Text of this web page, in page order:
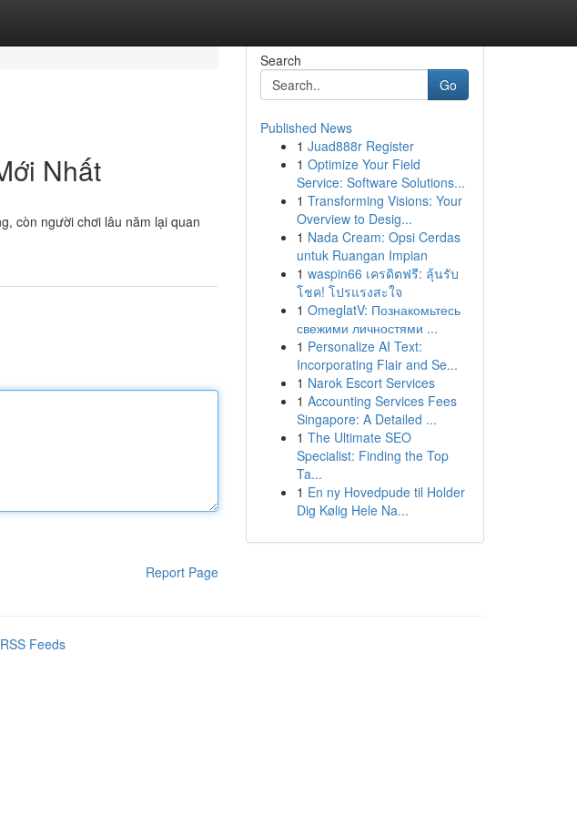
Nhất
còn người chơi lâu năm lại quan
Report Page
Search
Go
Published News
1 Juad888r Register
1 Optimize Your Field
Service: Software Solutions...
1 Transforming Visions: Your
Overview to Desig...
1 Nada Cream: Opsi Cerdas
untuk Ruangan Impian
1 waspin66 เครดิตฟรี: ลุ้นรับ
โชค! โปรแรงสะใจ
1 OmeglatV: Познакомьтесь
свежими личностями ...
1 Personalize AI Text:
Incorporating Flair and Se...
1 Narok Escort Services
1 Accounting Services Fees
Singapore: A Detailed ...
1 The Ultimate SEO
Specialist: Finding the Top
Ta...
1 En ny Hovedpude til Holder
Dig Kølig Hele Na...
Feeds